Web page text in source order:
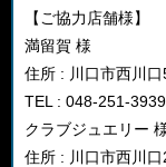
【ご協力店舗様】
満留賀 様
住所 : 川口市西川
TEL : 048-251-3939
クラブジュエリー
住所 : 川口市西川